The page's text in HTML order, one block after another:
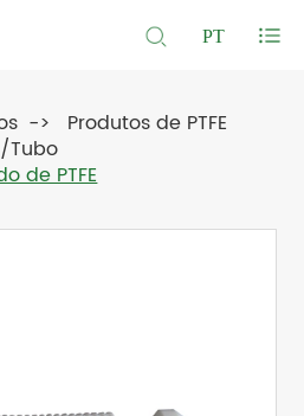
PT
Produtos de PTFE
Tubo
de PTFE